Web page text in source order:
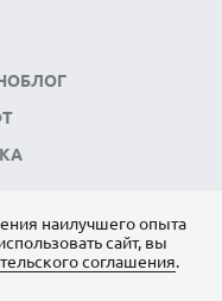
наилучшего опыта
сайт, вы
соглашения.